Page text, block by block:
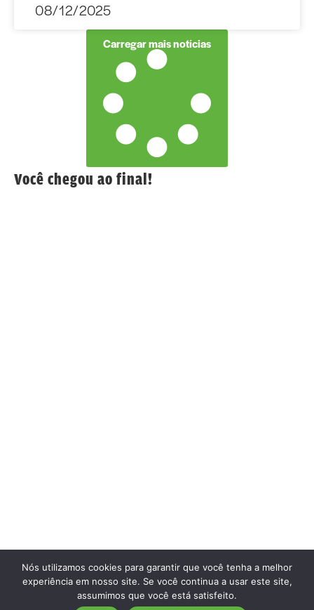
08/12/2025
Carregar mais notícias
Você chegou ao final!
Nós utilizamos cookies para garantir que você tenha a melhor
experiência em nosso site. Se você continua a usar este site,
assumimos que você está satisfeito.